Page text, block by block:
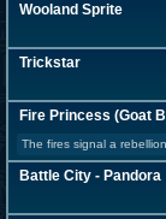
Wooland Sprite
Trickstar
Fire Princess (Goat
The fires signal a
Battle City - Pandora